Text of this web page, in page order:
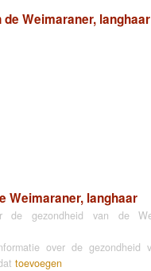
Weimaraner, langhaar
Weimaraner, langhaar
de gezondheid van de
over de gezondheid
toevoegen